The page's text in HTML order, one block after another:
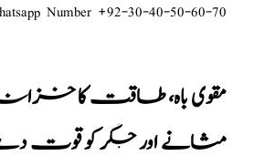
Number +92-30-40-50-60-70
مقوی باہ، طاقت کا
مثانے اور جگر کو قوت